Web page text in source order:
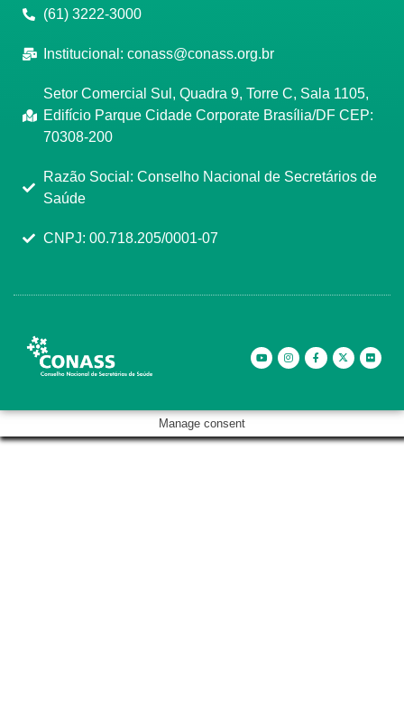
(61) 3222-3000
Institucional: conass@conass.org.br
Setor Comercial Sul, Quadra 9, Torre C, Sala 1105,
Edifício Parque Cidade Corporate Brasília/DF CEP:
70308-200
Razão Social: Conselho Nacional de Secretários de
Saúde
CNPJ: 00.718.205/0001-07
Manage consent